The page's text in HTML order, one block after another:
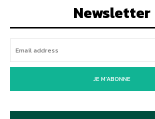
Newsletter
JE M'ABONNE